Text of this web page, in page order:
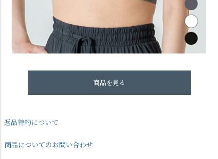
商品を見る
返品特約について
商品についてのお問い合わせ